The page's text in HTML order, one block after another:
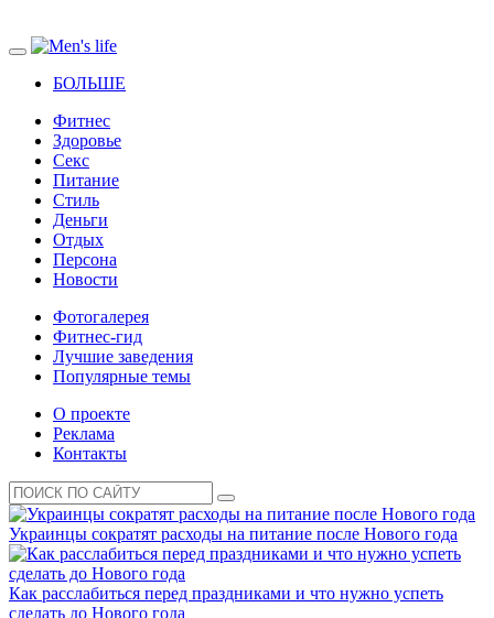
БОЛЬШЕ
Фитнес
Здоровье
Секс
Питание
Стиль
Деньги
Отдых
Персона
Новости
Фотогалерея
Фитнес-гид
Лучшие заведения
Популярные темы
О проекте
Реклама
Контакты
Украинцы сократят расходы на питание после Нового года
Как расслабиться перед праздниками и что нужно успеть
сделать до Нового года